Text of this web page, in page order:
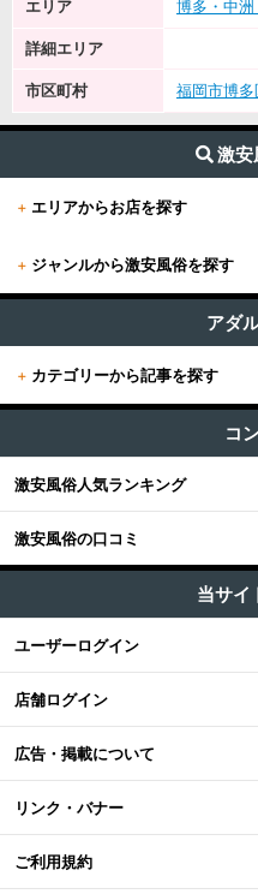
エリア 博多・中
詳細エリア
市区町村 福岡市博多
激安
+ エリアからお店を探す
+東京
東京全域
新宿・歌舞伎町・新大久保・
池袋・大塚・巣鴨
五反田・品川・高輪・蒲田
新橋・汐留・銀座・六本木
上野・鶯谷・神田・秋葉原
錦糸町・葛西・葛飾
立川・八王子・町田
関東版TOP
埼玉県
神奈川県
茨城県
栃木県
群馬県
+関西
関西全域
大阪府
兵庫県
滋賀県
奈良県
和歌山県
東海・北陸・甲信越版TOP
東海・北陸・甲信越全域
静岡県
新潟県
岐阜県
三重県
山梨県
中国・四国版TOP
中国・四国全域
広島県
岡山県
鳥取県
島根県
+九州・沖縄
九州・沖縄版TOP
九州・沖縄全域
福岡県
熊本県
+ ジャンルから激安風俗を探す
セクキャバ (83)
ホテヘル (32)
ファッションヘルス (90)
デリヘル (210)
ピンサロ (27)
オナクラ・手コキ (117)
アダ
+ カテゴリーから記事を探す
コ
激安風俗人気ランキング
激安風俗の口コミ
当サイ
ユーザーログイン
店舗ログイン
広告・掲載について
リンク・バナー
ご利用規約